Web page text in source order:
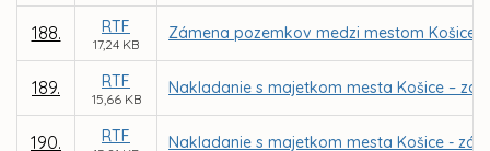
188. RTF
17,24 KB
Zámena pozemkov medzi mestom Košice a
189. RTF
15,66 KB
Nakladanie s majetkom mesta Košice –
190. RTF Nakladanie s majetkom mesta Košice -